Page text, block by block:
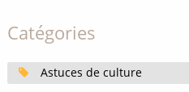
Catégories
Astuces de culture